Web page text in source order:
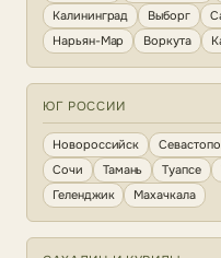
Калининград
Выборг
Нарьян-Мар
Воркута
ЮГ РОССИИ
Новороссийск
Сочи
Тамань Туапсе
Геленджик
Махачкала